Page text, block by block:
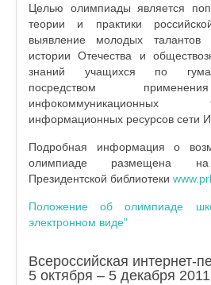
Целью олимпиады является
теории и практики российской
выявление молодых талантов
истории Отечества и
знаний учащихся по
посредством
информационных ресурсов сети
Подробная информация о
олимпиаде размещена на
Президентской библиотеки
Положение об олимпиаде
электронном виде"
Всероссийская интернет-
5 октября – 5 декабря